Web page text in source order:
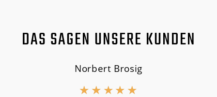
DAS SAGEN UNSERE KUNDEN
Norbert Brosig
★ ★ ★ ★ ★